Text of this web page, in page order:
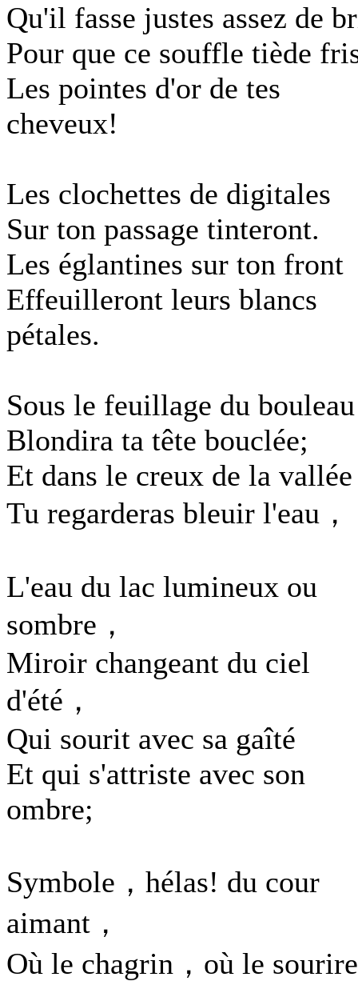
Qu'il fasse justes assez de
Pour que ce souffle tiède
Les pointes d'or de tes
cheveux!
Les clochettes de digitales
Sur ton passage tinteront.
Les églantines sur ton front
Effeuilleront leurs blancs
pétales.
Sous le feuillage du bouleau
Blondira ta tête bouclée;
Et dans le creux de la vallée
Tu regarderas bleuir l'eau，
L'eau du lac lumineux ou
sombre，
Miroir changeant du ciel
d'été，
Qui sourit avec sa gaîté
Et qui s'attriste avec son
ombre;
Symbole，hélas! du cour
aimant，
Où le chagrin，où le sourire